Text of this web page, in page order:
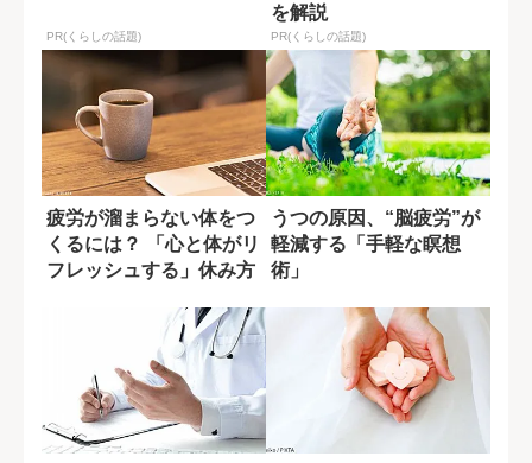
PR(くらしの話題)
を解説
PR(くらしの話題)
疲労が溜まらない体をつ
くるには？ 「心と体がリ
フレッシュする」休み方
うつの原因、“脳疲労”が
軽減する「手軽な瞑想
術」